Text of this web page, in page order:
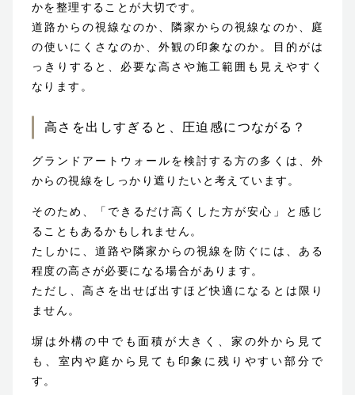
かを整理することが大切です。
道路からの視線なのか、隣家からの視線なのか、庭
の使いにくさなのか、外観の印象なのか。目的がは
っきりすると、必要な高さや施工範囲も見えやすく
なります。
高さを出しすぎると、圧迫感につながる？
グランドアートウォールを検討する方の多くは、外
からの視線をしっかり遮りたいと考えています。
そのため、「できるだけ高くした方が安心」と感じ
ることもあるかもしれません。
たしかに、道路や隣家からの視線を防ぐには、ある
程度の高さが必要になる場合があります。
ただし、高さを出せば出すほど快適になるとは限り
ません。
塀は外構の中でも面積が大きく、家の外から見て
も、室内や庭から見ても印象に残りやすい部分で
す。